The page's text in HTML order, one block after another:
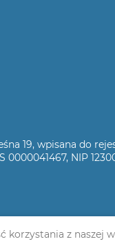
19, wpisana do
NIP
z naszej